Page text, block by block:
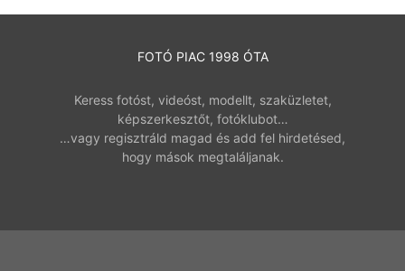
FOTÓ PIAC 1998 ÓTA
Keress fotóst, videóst, modellt, szaküzletet,
képszerkesztőt, fotóklubot…
…vagy regisztráld magad és add fel hirdetésed,
hogy mások megtaláljanak.